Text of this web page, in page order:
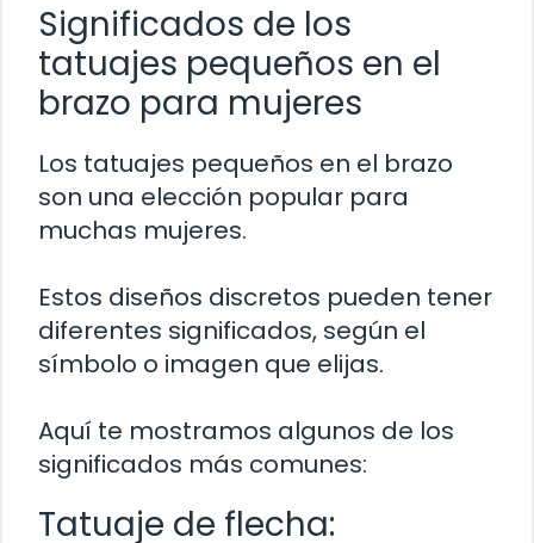
Significados de los
tatuajes pequeños en el
brazo para mujeres
Los tatuajes pequeños en el brazo
son una elección popular para
muchas mujeres.
Estos diseños discretos pueden tener
diferentes significados, según el
símbolo o imagen que elijas.
Aquí te mostramos algunos de los
significados más comunes:
Tatuaje de flecha: